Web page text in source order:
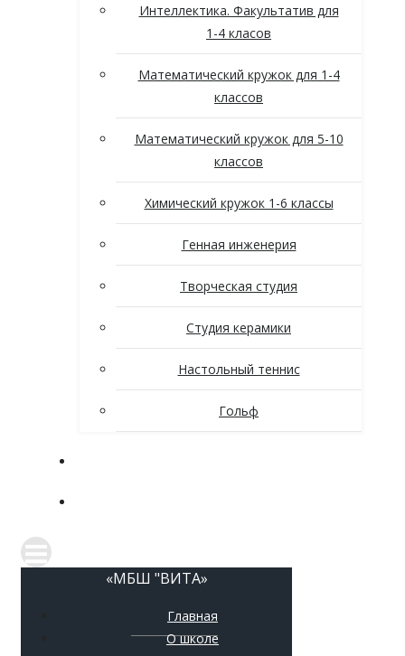
Интеллектика. Факультатив для
1-4 класов
Математический кружок для 1-4
классов
Математический кружок для 5-10
классов
Химический кружок 1-6 классы
Генная инженерия
Творческая студия
Студия керамики
Настольный теннис
Гольф
«МБШ "ВИТА»
Главная
О школе